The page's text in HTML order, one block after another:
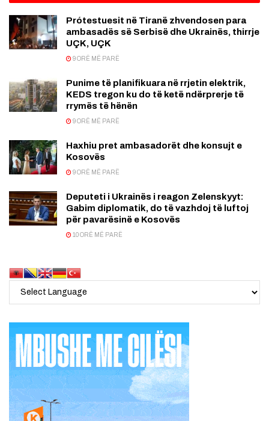
Prótestuesit në Tiranë zhvendosen para
ambasadës së Serbisë dhe Ukrainës, thirrje
UÇK, UÇK
9 ORË MË PARË
Punime të planifikuara në rrjetin elektrik,
KEDS tregon ku do të ketë ndërprerje të
rrymës të hënën
9 ORË MË PARË
Haxhiu pret ambasadorët dhe konsujt e
Kosovës
9 ORË MË PARË
Deputeti i Ukrainës i reagon Zelenskyyt:
Gabim diplomatik, do të vazhdoj të luftoj
për pavarësinë e Kosovës
10 ORË MË PARË